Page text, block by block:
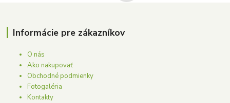
Informácie pre zákazníkov
O nás
Ako nakupovať
Obchodné podmienky
Fotogaléria
Kontakty